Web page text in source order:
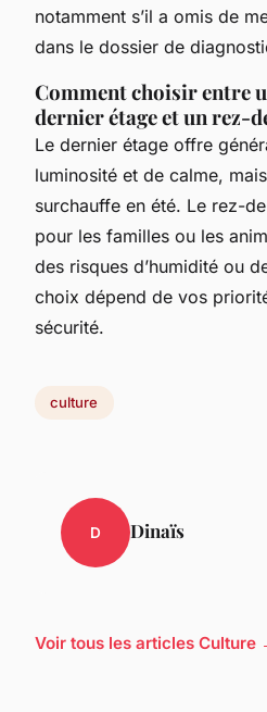
notamment s’il a omis de
dans le dossier de
Comment choisir entre
dernier étage et un rez-
Le dernier étage offre
luminosité et de calme,
surchauffe en été. Le rez-
pour les familles ou les
des risques d’humidité ou
choix dépend de vos
sécurité.
culture
D Dinaïs
Voir tous les articles Culture